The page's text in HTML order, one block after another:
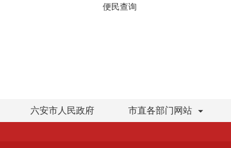
便民查询
六安市人民政府 市直各部门网站